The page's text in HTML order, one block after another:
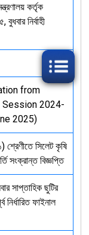
কর্তৃক
নির্বাহী
from
Session 2024-
2025)
শ্রেণীতে সিলেট কৃষি
সংক্রান্ত বিজ্ঞপ্তি
সাপ্তাহিক ছুটির
ফাইনাল